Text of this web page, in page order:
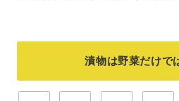
漬物は野菜だけで